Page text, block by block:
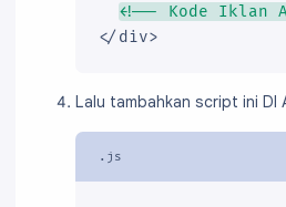
<!-- Kode Iklan
</div>
Lalu tambahkan script ini DI